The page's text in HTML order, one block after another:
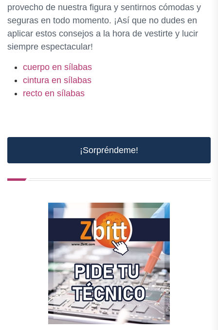
provecho de nuestra figura y sentirnos cómodas y
seguras en todo momento. ¡Así que no dudes en
aplicar estos consejos a la hora de vestirte y lucir
siempre espectacular!
cuerpo en sílabas
cintura en sílabas
recto en sílabas
¡Sorpréndeme!